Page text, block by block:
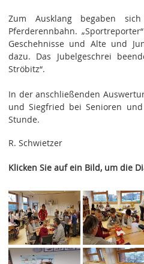
Zum Ausklang begaben
Pferderennbahn.
Geschehnisse und Alte und
dazu. Das Jubelgeschrei
Ströbitz“.
In der anschließenden
und Siegfried bei Senioren
Stunde.
R. Schwietzer
Klicken Sie auf ein Bild, um die